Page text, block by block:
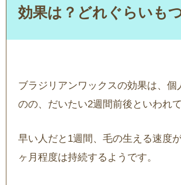
効果は？どれぐらいも
ブラジリアンワックスの効果は、個
のの、だいたい2週間前後といわれて
早い人だと1週間、毛の生える速度
ヶ月程度は持続するようです。